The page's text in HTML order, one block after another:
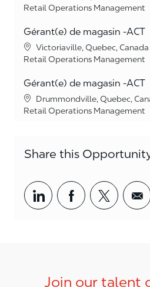
Category
Retail Operations Management
Gérant(e) de magasin -ACT
Location
Victoriaville, Quebec, Canada
Category
Retail Operations Management
Gérant(e) de magasin -ACT
Location
Drummondville, Quebec,
Category
Retail Operations Management
Share this
Share via LinkedIn
Share viaShare
Join our talent